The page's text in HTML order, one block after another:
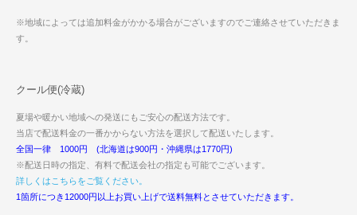
※地域によっては追加料金がかかる場合がございますのでご連絡させていただきま
す。
クール便(冷蔵)
夏場や暖かい地域への発送にもご安心の配送方法です。
当店で配送料金の一番かからない方法を選択して配送いたします。
全国一律 1000円 (北海道は900円・沖縄県は1770円)
※配送日時の指定、有料で配送会社の指定も可能でございます。
詳しくはこちらをご覧ください。
1箇所につき12000円以上お買い上げで送料無料とさせていただきます。